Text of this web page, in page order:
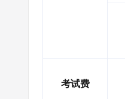
考试费